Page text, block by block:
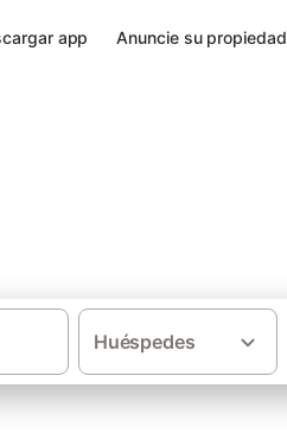
app Anuncie su propiedad
Huéspedes